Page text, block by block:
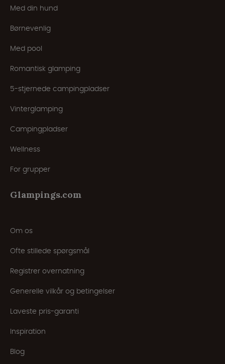
Med din hund
Børnevenlig
Med pool
Romantisk glamping
5-stjernede campingpladser
Vinterglamping
Campingpladser
Wellness
For grupper
Glampings.com
Om os
Ofte stillede spørgsmål
Registrer overnatning
Generelle vilkår og betingelser
Laveste pris-garanti
Inspiration
Blog